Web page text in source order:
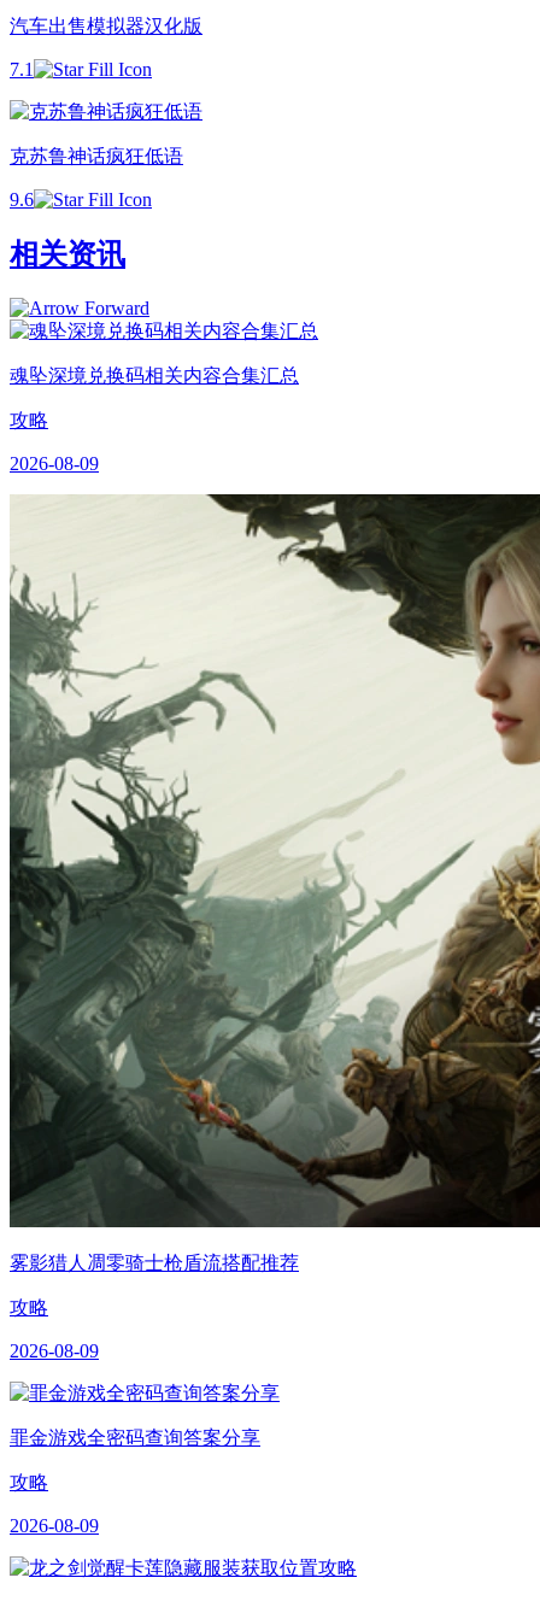
汽车出售模拟器汉化版
7.1
克苏鲁神话疯狂低语
9.6
相关资讯
魂坠深境兑换码相关内容合集汇总
攻略
2026-08-09
雾影猎人凋零骑士枪盾流搭配推荐
攻略
2026-08-09
罪金游戏全密码查询答案分享
攻略
2026-08-09